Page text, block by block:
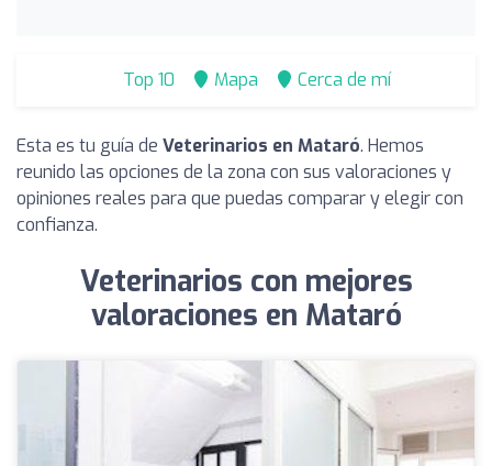
Top 10 Mapa Cerca de mí
Esta es tu guía de Veterinarios en Mataró. Hemos
reunido las opciones de la zona con sus valoraciones y
opiniones reales para que puedas comparar y elegir con
confianza.
Veterinarios con mejores
valoraciones en Mataró